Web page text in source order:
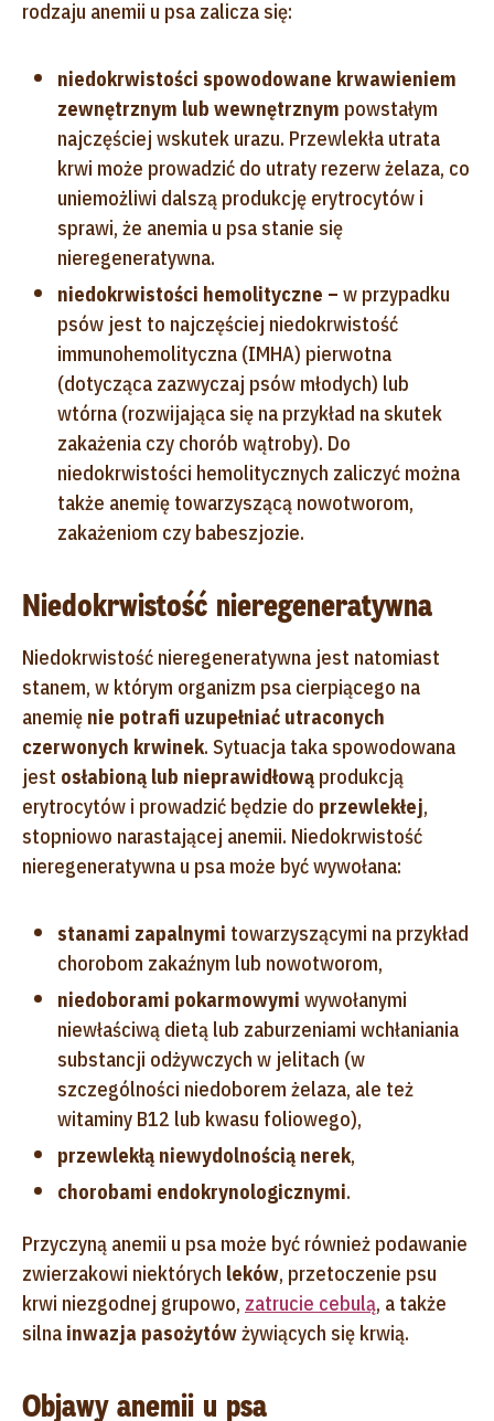
rodzaju anemii u psa zalicza się:
niedokrwistości spowodowane krwawieniem
zewnętrznym lub wewnętrznym powstałym
najczęściej wskutek urazu. Przewlekła utrata
krwi może prowadzić do utraty rezerw żelaza, co
uniemożliwi dalszą produkcję erytrocytów i
sprawi, że anemia u psa stanie się
nieregeneratywna.
niedokrwistości hemolityczne – w przypadku
psów jest to najczęściej niedokrwistość
immunohemolityczna (IMHA) pierwotna
(dotycząca zazwyczaj psów młodych) lub
wtórna (rozwijająca się na przykład na skutek
zakażenia czy chorób wątroby). Do
niedokrwistości hemolitycznych zaliczyć można
także anemię towarzyszącą nowotworom,
zakażeniom czy babeszjozie.
Niedokrwistość nieregeneratywna
Niedokrwistość nieregeneratywna jest natomiast
stanem, w którym organizm psa cierpiącego na
anemię nie potrafi uzupełniać utraconych
czerwonych krwinek. Sytuacja taka spowodowana
jest osłabioną lub nieprawidłową produkcją
erytrocytów i prowadzić będzie do przewlekłej,
stopniowo narastającej anemii. Niedokrwistość
nieregeneratywna u psa może być wywołana:
stanami zapalnymi towarzyszącymi na przykład
chorobom zakaźnym lub nowotworom,
niedoborami pokarmowymi wywołanymi
niewłaściwą dietą lub zaburzeniami wchłaniania
substancji odżywczych w jelitach (w
szczególności niedoborem żelaza, ale też
witaminy B12 lub kwasu foliowego),
przewlekłą niewydolnością nerek,
chorobami endokrynologicznymi.
Przyczyną anemii u psa może być również podawanie
zwierzakowi niektórych leków, przetoczenie psu
krwi niezgodnej grupowo, zatrucie cebulą, a także
silna inwazja pasożytówżywiących się krwią.
Objawy anemii u psa